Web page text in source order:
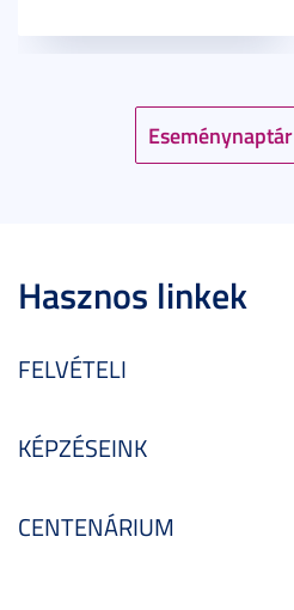
Eseménynaptár
Hasznos linkek
FELVÉTELI
KÉPZÉSEINK
CENTENÁRIUM